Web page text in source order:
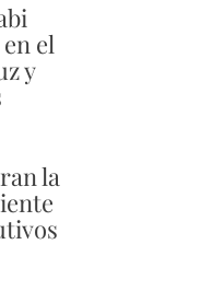
el
y
la